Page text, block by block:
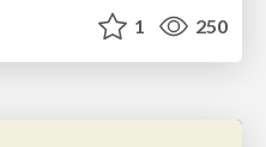
1 250